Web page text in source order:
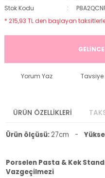
Stok Kodu
* 215,93 TL den başlayan
Yorum Yaz Tavsiye
ÜRÜN ÖZELLİKLERİ
Ürün ölçüsü:27cm -
Porselen Pasta & Kek
Vazgeçilmezi